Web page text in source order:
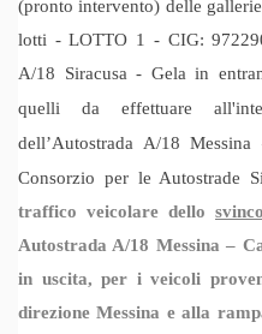
(pronto intervento) delle
lotti - LOTTO 1 - CIG:
A/18 Siracusa - Gela in
quelli da effettuare
dell’Autostrada A/18
Consorzio per le Autostrade
traffico veicolare dello
Autostrada A/18 Messina –
in uscita, per i veicoli
direzioneMessina ealla